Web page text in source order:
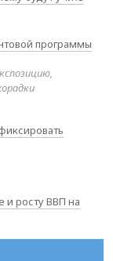
программы
и росту ВВП на